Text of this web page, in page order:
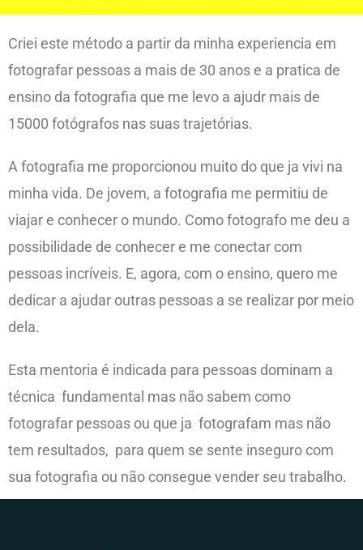
Criei este método a partir da minha experiencia em
fotografar pessoas a mais de 30 anos e a pratica de
ensino da fotografia que me levo a ajudr mais de
15000 fotógrafos nas suas trajetórias.
A fotografia me proporcionou muito do que ja vivi na
minha vida. De jovem, a fotografia me permitiu de
viajar e conhecer o mundo. Como fotografo me deu a
possibilidade de conhecer e me conectar com
pessoas incríveis. E, agora, com o ensino, quero me
dedicar a ajudar outras pessoas a se realizar por meio
dela.
Esta mentoria é indicada para pessoas dominam a
técnica fundamental mas não sabem como
fotografar pessoas ou que ja fotografam mas não
tem resultados, para quem se sente inseguro com
sua fotografia ou não consegue vender seu trabalho.